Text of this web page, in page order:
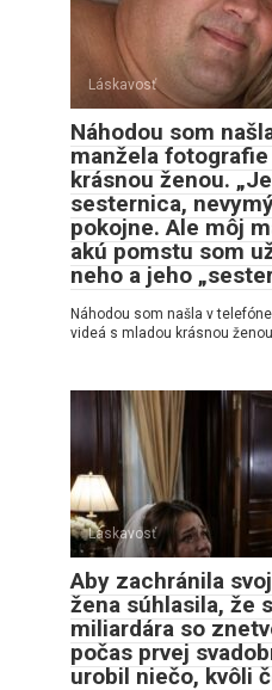
Láskavosť
Náhodou som
manžela
krásnou ženou.
sesternica,
pokojne. Ale môj
akú pomstu som
neho a jeho
Náhodou som našla v
videá s mladou krásnou
Láskavosť
Aby zachránila
žena súhlasila, že
miliardára so
počas prvej
urobil niečo, kvôli